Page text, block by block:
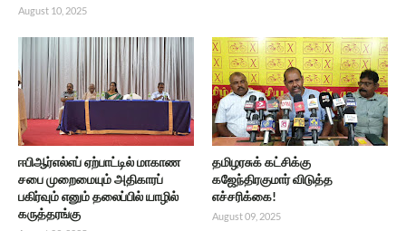
August 10, 2025
ஈபிஆர்எல்எப் ஏற்பாட்டில் மாகாண
சபை முறைமையும் அதிகாரப்
பகிர்வும் எனும் தலைப்பில் யாழில்
கருத்தரங்கு
தமிழரசுக் கட்சிக்கு
கஜேந்திரகுமார் விடுத்த
எச்சரிக்கை!
August 09, 2025